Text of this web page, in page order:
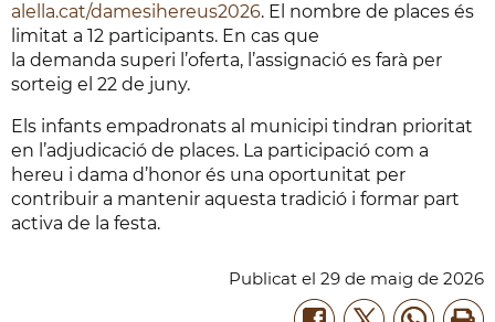
alella.cat/damesihereus2026. El nombre de places és
limitat a 12 participants. En cas que
la demanda superi l’oferta, l’assignació es farà per
sorteig el 22 de juny.
Els infants empadronats al municipi tindran prioritat
en l’adjudicació de places. La participació com a
hereu i dama d’honor és una oportunitat per
contribuir a mantenir aquesta tradició i formar part
activa de la festa.
Publicat el 29 de maig de 2026